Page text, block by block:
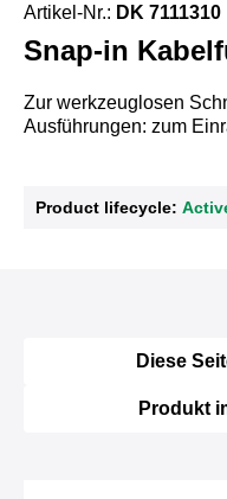
Snap-in
Artikel-Nr.: DK 7111310
Zur werkzeuglosen
Ausführungen: zum
Product lifecycle:
Diese
Produkt